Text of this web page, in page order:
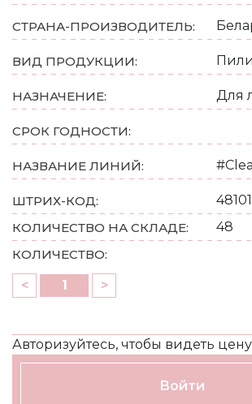
СТРАНА-ПРОИЗВОДИТЕЛЬ:
ВИД ПРОДУКЦИИ:
НАЗНАЧЕНИЕ: Для
СРОК ГОДНОСТИ:
НАЗВАНИЕ ЛИНИЙ:
ШТРИХ-КОД:
КОЛИЧЕСТВО НА СКЛАДЕ:
48
КОЛИЧЕСТВО:
<
>
Авторизуйтесь, чтобы видеть
Войти